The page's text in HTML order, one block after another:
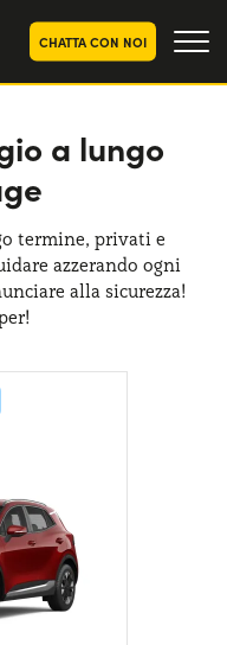
CHATTA CON NOI
TERMINEa lungo
termine, privati e
azzerando ogni
alla sicurezza!